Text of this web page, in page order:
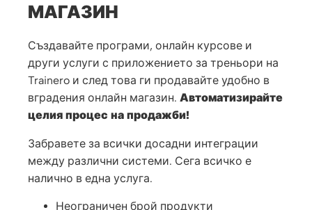
МАГАЗИН
Създавайте програми, онлайн курсове и
други услуги с приложението за треньори на
Trainero и след това ги продавайте удобно в
вградения онлайн магазин. Автоматизирайте
целия процес на продажби!
Забравете за всички досадни интеграции
между различни системи. Сега всичко е
налично в една услуга.
Неограничен брой продукти